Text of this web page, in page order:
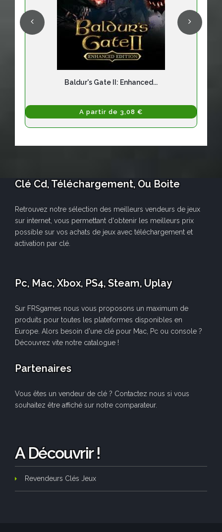
Baldur's Gate II: Enhanced...
A partir de 3,08 €
Clé Cd, Téléchargement, Ou Boite
Retrouvez notre sélection des meilleurs vendeurs de jeux
sur internet, vous permettant d'obtenir les meilleurs prix
possible sur vos achats de jeux avec téléchargement et
activation par clé.
Pc, Mac, Xbox, PS4, Steam, Uplay
Sur FRSgames nous vous proposons un maximum de
produits pour toutes les plateformes disponibles en
Europe. Alors besoin d'une clé pour Mac, Pc ou console ?
Découvrez vite notre catalogue !
Partenaires
Vous êtes un vendeur de clé ? Contactez nous si vous
souhaitez être affiché sur notre comparateur.
A Découvrir !
Revendeurs Clés Jeux